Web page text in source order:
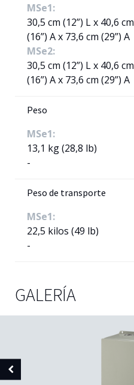
MSe1:
30,5 cm (12”) L x 40,6 cm
(16”) A x 73,6 cm (29”) A
MSe2:
30,5 cm (12”) L x 40,6 cm
(16”) A x 73,6 cm (29”) A
Peso
MSe1:
13,1 kg (28,8 lb)
-
Peso de transporte
MSe1:
22,5 kilos (49 lb)
-
GALERÍA